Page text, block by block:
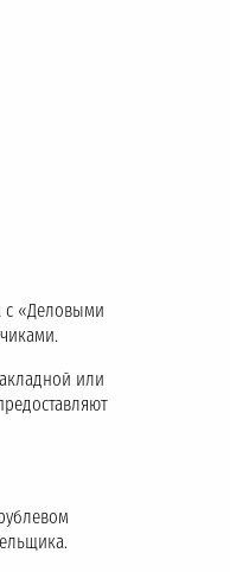
с «Деловыми
или